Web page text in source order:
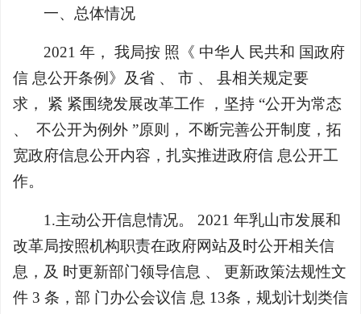
一、总体情况
2021 年， 我局按 照《 中华人 民共和 国政府
信 息公开条例》及省 、 市 、 县相关规定要
求， 紧 紧围绕发展改革工作 ，坚持 “公开为常态
、 不公开为例外 ”原则， 不断完善公开制度，拓
宽政府信息公开内容，扎实推进政府信 息公开工
作。
1.主动公开信息情况。 2021 年乳山市发展和
改革局按照机构职责在政府网站及时公开相关信
息，及 时更新部门领导信息 、 更新政策法规性文
件 3 条，部 门办公会议信 息 13条，规划计划类信